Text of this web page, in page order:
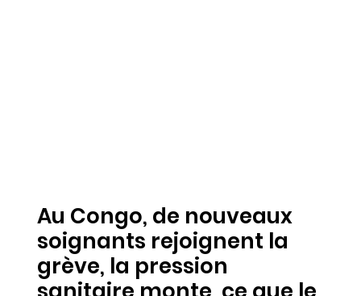
Au Congo, de nouveaux
soignants rejoignent la
grève, la pression